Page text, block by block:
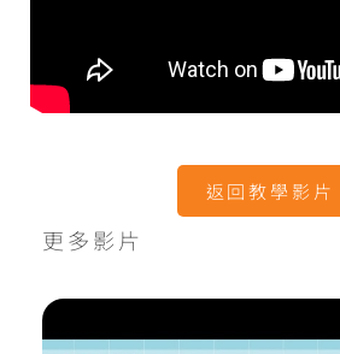
返回教學影片
更多影片